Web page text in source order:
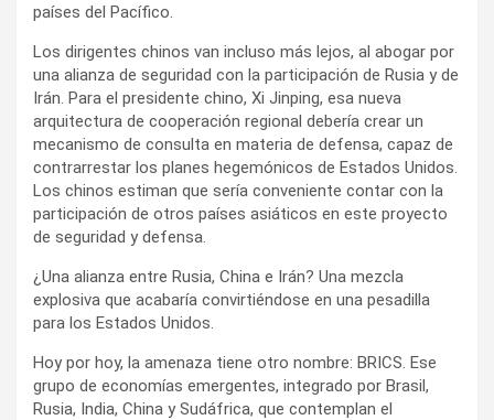
países del Pacífico.
Los dirigentes chinos van incluso más lejos, al abogar por
una alianza de seguridad con la participación de Rusia y de
Irán. Para el presidente chino, Xi Jinping, esa nueva
arquitectura de cooperación regional debería crear un
mecanismo de consulta en materia de defensa, capaz de
contrarrestar los planes hegemónicos de Estados Unidos.
Los chinos estiman que sería conveniente contar con la
participación de otros países asiáticos en este proyecto
de seguridad y defensa.
¿Una alianza entre Rusia, China e Irán? Una mezcla
explosiva que acabaría convirtiéndose en una pesadilla
para los Estados Unidos.
Hoy por hoy, la amenaza tiene otro nombre: BRICS. Ese
grupo de economías emergentes, integrado por Brasil,
Rusia, India, China y Sudáfrica, que contemplan el